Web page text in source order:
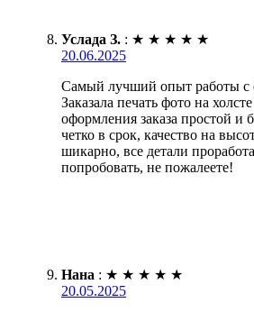
Услада З. : ★ ★ ★ ★ ★
20.06.2025
Самый лучший опыт работы с
Заказала печать фото на
оформления заказа простой и
четко в срок, качество на
шикарно, все детали
попробовать, не пожалеете!
Нана : ★ ★ ★ ★ ★
20.05.2025